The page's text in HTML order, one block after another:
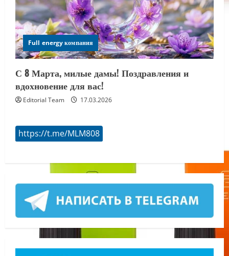
Full energy компания
С 8 Марта, милые дамы! Поздравления и
вдохновение для вас!
Editorial Team 17.03.2026
https://t.me/MLM808